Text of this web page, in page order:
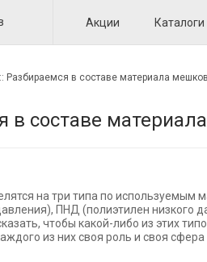
Акции Каталоги
:: Разбираемся в составе материала
в составе
на три типа по
ПНД (полиэтилен низкого
чтобы какой-либо из этих
из них своя роль и своя сфера